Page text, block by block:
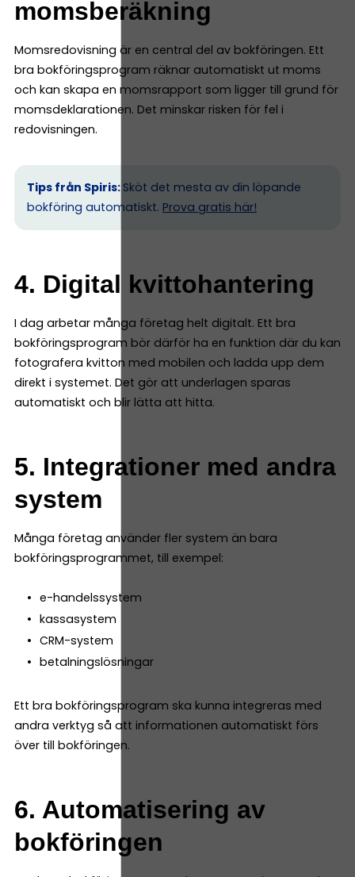
momsberäkning
Momsredovisning är en central del av bokföringen. Ett
bra bokföringsprogram räknar automatiskt ut moms
och kan skapa en momsrapport som ligger till grund för
momsdeklarationen. Det minskar risken för fel i
redovisningen.
Tips från Spiris: Sköt det mesta av din löpande
bokföring automatiskt. Prova gratis här!
4. Digital kvittohantering
I dag arbetar många företag helt digitalt. Ett bra
bokföringsprogram bör därför ha en funktion där du kan
fotografera kvitton med mobilen och ladda upp dem
direkt i systemet. Det gör att underlagen sparas
automatiskt och blir lätta att hitta.
5. Integrationer med andra
system
Många företag använder fler system än bara
bokföringsprogrammet, till exempel:
e-handelssystem
kassasystem
CRM-system
betalningslösningar
Ett bra bokföringsprogram ska kunna integreras med
andra verktyg så att informationen automatiskt förs
över till bokföringen.
6. Automatisering av
bokföringen